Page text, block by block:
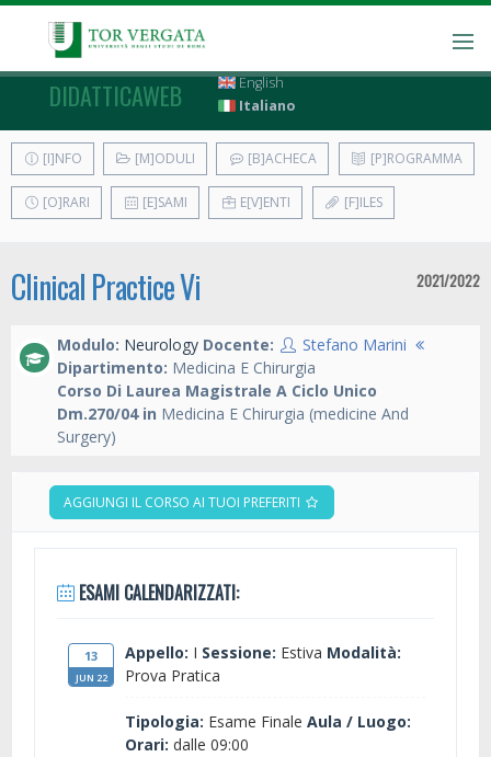
DIDATTICAWEB
English
Italiano
[I]NFO [M]ODULI [B]ACHECA [P]ROGRAMMA
[O]RARI [E]SAMI E[V]ENTI [F]ILES
Clinical Practice Vi 2021/2022
Modulo: Neurology Docente:
Stefano Marini
Dipartimento: Medicina E Chirurgia
Corso Di Laurea Magistrale A Ciclo Unico
Dm.270/04 in Medicina E Chirurgia (medicine And
Surgery)
AGGIUNGI IL CORSO AI TUOI PREFERITI
ESAMI CALENDARIZZATI:
13
JUN 22
Appello: I Sessione: Estiva Modalità:
Prova Pratica
Tipologia: Esame Finale Aula / Luogo:
Orari: dalle 09:00